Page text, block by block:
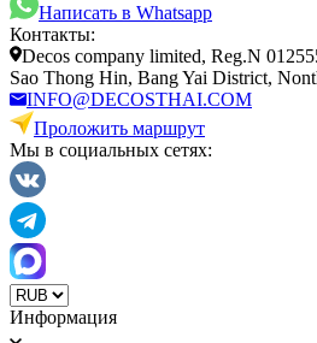
Написать в Whatsapp
Контакты:
Decos company limited, Reg.N
Sao Thong Hin, Bang Yai District,
INFO@DECOSTHAI.COM
Проложить маршрут
Мы в социальных сетях:
Информация